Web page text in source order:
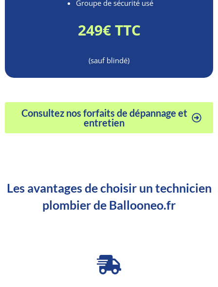
Groupe de sécurité usé
249€ TTC
(sauf blindé)
Consultez nos forfaits de dépannage et
entretien
Les avantages de choisir un technicien
plombier de Ballooneo.fr